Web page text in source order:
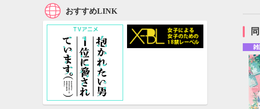
おすすめLINK